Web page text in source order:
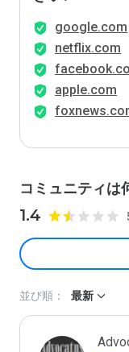
google.com
netflix.com
apple.com
コミュニティは
1.4
並び順： 最新